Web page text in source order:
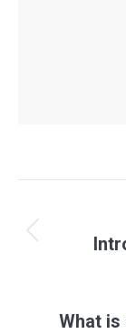
de
What is